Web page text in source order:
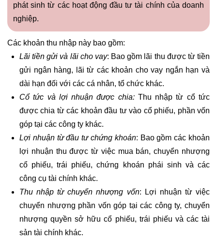
phát sinh từ các hoạt động đầu tư tài chính của doanh
nghiệp.
Các khoản thu nhập này bao gồm:
Lãi tiền gửi và lãi cho vay: Bao gồm lãi thu được từ tiền
gửi ngân hàng, lãi từ các khoản cho vay ngắn hạn và
dài hạn đối với các cá nhân, tổ chức khác.
Cổ tức và lợi nhuận được chia:Thu nhập từ cổ tức
được chia từ các khoản đầu tư vào cổ phiếu, phần vốn
góp tại các công ty khác.
Lợi nhuận từ đầu tư chứng khoán: Bao gồm các khoản
lợi nhuận thu được từ việc mua bán, chuyển nhượng
cổ phiếu, trái phiếu, chứng khoán phái sinh và các
công cụ tài chính khác.
Thu nhập từ chuyển nhượng vốn: Lợi nhuận từ việc
chuyển nhượng phần vốn góp tại các công ty, chuyển
nhượng quyền sở hữu cổ phiếu, trái phiếu và các tài
sản tài chính khác.